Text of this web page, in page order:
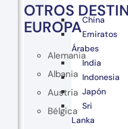
OTROS
EUROPA
Alemania
Albania
Austria
Bélgica
China
Emiratos
Árabes
India
Indonesia
Japón
Sri
Lanka